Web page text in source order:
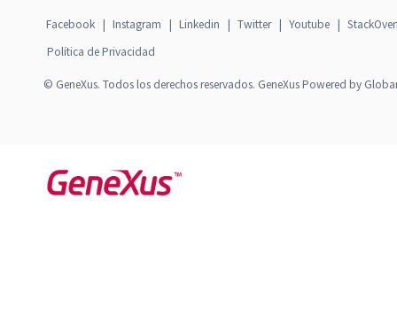
Facebook | Instagram | Linkedin | Twitter | Youtube |
Política de Privacidad
© GeneXus. Todos los derechos reservados. GeneXus Powered by